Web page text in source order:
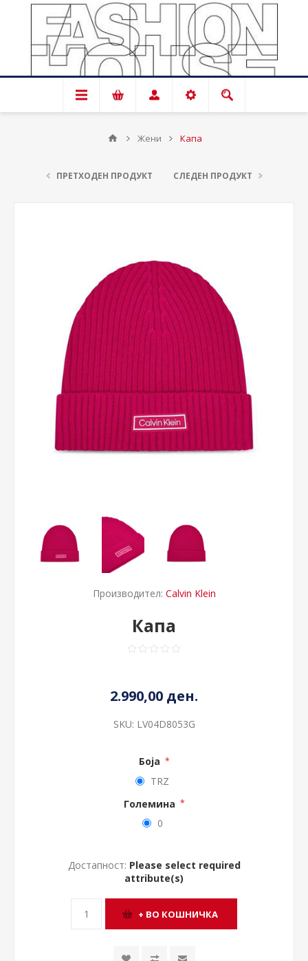
Жени Капа
ПРЕТХОДЕН ПРОДУКТ СЛЕДЕН ПРОДУКТ
Производител: Calvin Klein
Капа
2.990,00 ден.
SKU: LV04D8053G
Боја *
TRZ
Големина *
0
Достапност: Please select required
attribute(s)